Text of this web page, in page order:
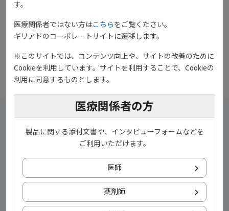
download ダウンロード
す。
医療関係者ではない方はこちらをご覧ください。
ギリアドのコーポレートサイトに遷移します。
※このサイトでは、コンテンツ向上や、サイトの改善のために
Cookieを利用しています。サイトを利用することで、Cookieの
利用に同意するものとします。
医療関係者の方
製品に関する添付文書や、インタビューフォームなどを
ご利用いただけます。
医師
薬剤師